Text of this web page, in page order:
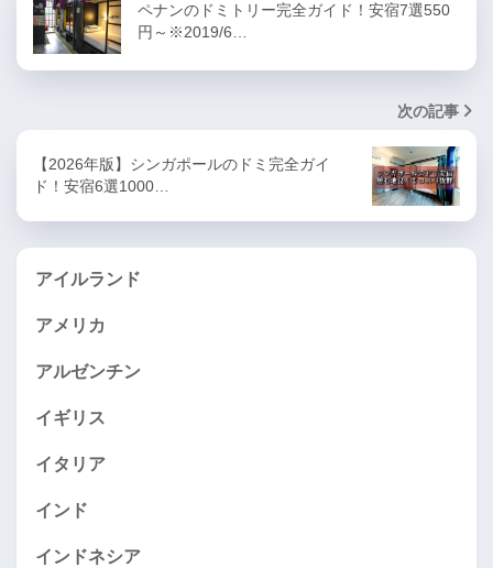
ペナンのドミトリー完全ガイド！安宿7選550
円～※2019/6…
次の記事
【2026年版】シンガポールのドミ完全ガイ
ド！安宿6選1000…
アイルランド
アメリカ
アルゼンチン
イギリス
イタリア
インド
インドネシア